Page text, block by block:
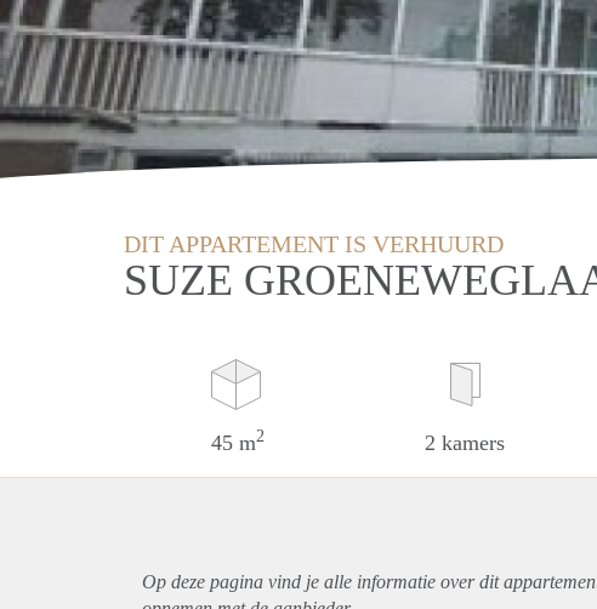
DIT APPARTEMENT IS VERHUURD
SUZE
45 m2 2 kamers
Op deze pagina vind je alle informatie over dit